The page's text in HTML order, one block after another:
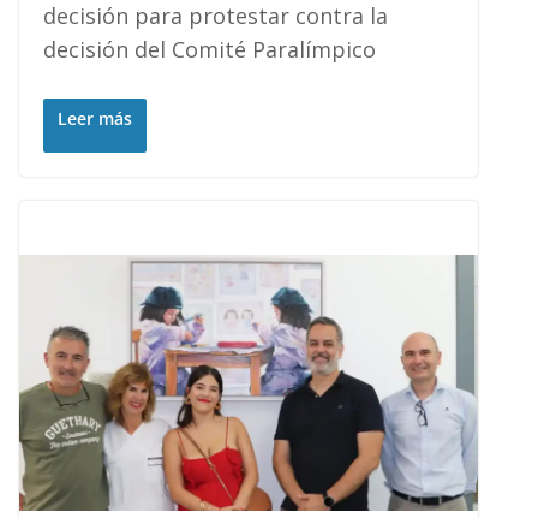
decisión para protestar contra la
decisión del Comité Paralímpico
Leer más